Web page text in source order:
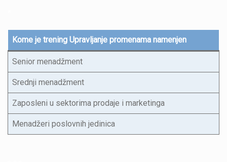
Kome je trening Upravljanje promenama namenjen
Senior menadžment
Srednji menadžment
Zaposleni u sektorima prodaje i marketinga
Menadžeri poslovnih jedinica